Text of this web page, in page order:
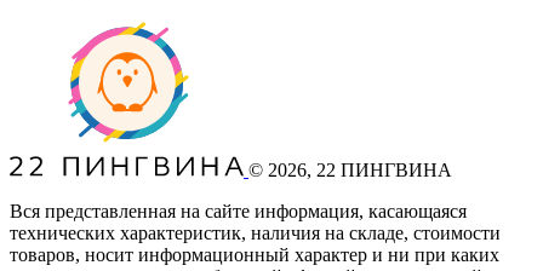
© 2026, 22 ПИНГВИНА
Вся представленная на сайте информация, касающаяся
технических характеристик, наличия на складе, стоимости
товаров, носит информационный характер и ни при каких